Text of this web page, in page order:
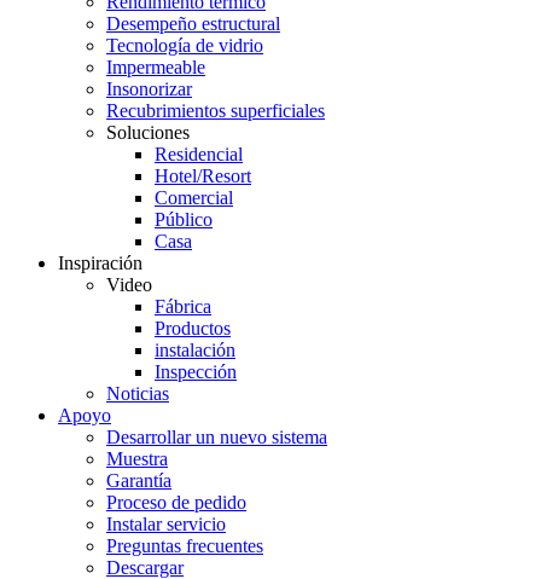
Desempeño estructural
Tecnología de vidrio
Impermeable
Insonorizar
Recubrimientos superficiales
Soluciones
Residencial
Hotel/Resort
Comercial
Público
Casa
Inspiración
Video
Fábrica
Productos
instalación
Inspección
Noticias
Apoyo
Desarrollar un nuevo sistema
Muestra
Garantía
Proceso de pedido
Instalar servicio
Preguntas frecuentes
Descargar